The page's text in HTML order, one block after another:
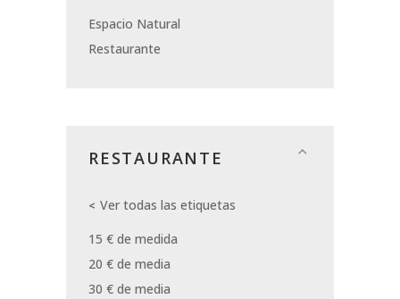
Espacio Natural
Restaurante
RESTAURANTE
Ver todas las etiquetas
15 € de medida
20 € de media
30 € de media